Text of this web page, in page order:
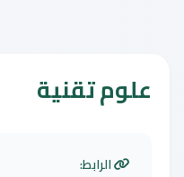
علوم تقنية
الرابط: